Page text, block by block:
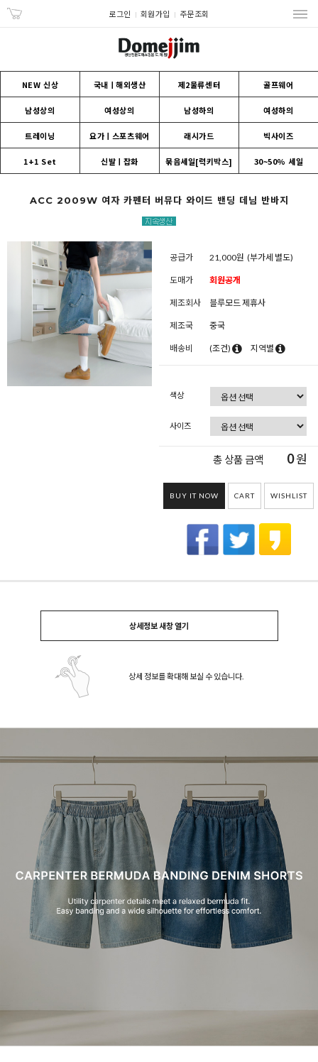
로그인 회원가입 주문조회
NEW 신상 국내ㅣ해외생산 제2물류센터 골프웨어
남성상의 여성상의 남성하의 여성하의
트레이닝 요가ㅣ스포츠웨어 래시가드 빅사이즈
1+1 Set 신발ㅣ잡화 묶음세일[럭키박스] 30~50% 세일
ACC 2009W 여자 카펜터 버뮤다 와이드 밴딩 데님 반바지
공급가 21,000원 (부가세 별도)
도매가 회원공개
제조회사 블루모드 제휴사
제조국 중국
배송비 (조건) 지역별
색상
사이즈
총 상품 금액 0원
BUY IT NOW CART WISHLIST
상세정보 새창 열기
상세 정보를 확대해 보실 수 있습니다.